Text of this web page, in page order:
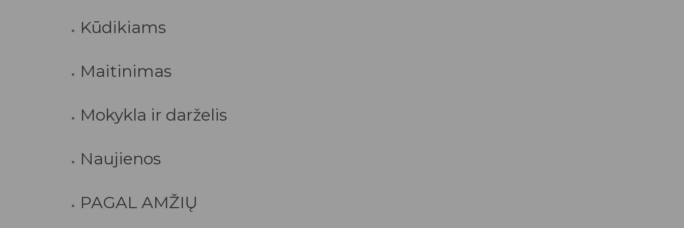
Kūdikiams
Maitinimas
Mokykla ir darželis
Naujienos
PAGAL AMŽIŲ